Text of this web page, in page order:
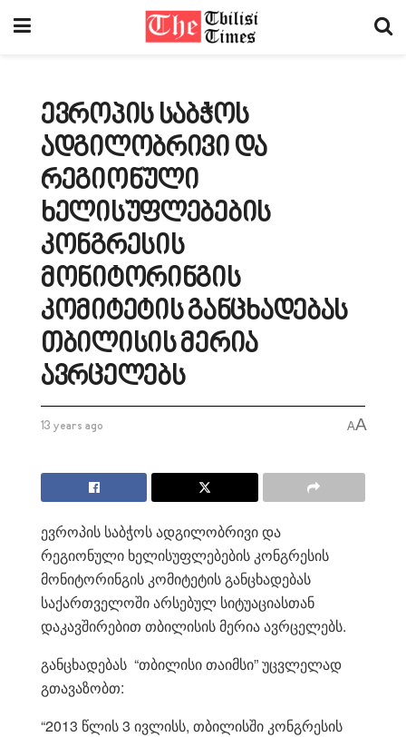
ევროპის საბჭოს
ადგილობრივი და
რეგიონული
ხელისუფლებების
კონგრესის
მონიტორინგის
კომიტეტის განცხადებას
თბილისის მერია
ავრცელებს
13 years ago AA
ევროპის საბჭოს ადგილობრივი და
რეგიონული ხელისუფლებების კონგრესის
მონიტორინგის კომიტეტის განცხადებას
საქართველოში არსებულ სიტუაციასთან
დაკავშირებით თბილისის მერია ავრცელებს.
განცხადებას “თბილისი თაიმსი” უცვლელად
გთავაზობთ:
“2013 წლის 3 ივლისს, თბილისში კონგრესის